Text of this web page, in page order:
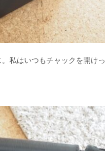
私はいつもチャックを開け